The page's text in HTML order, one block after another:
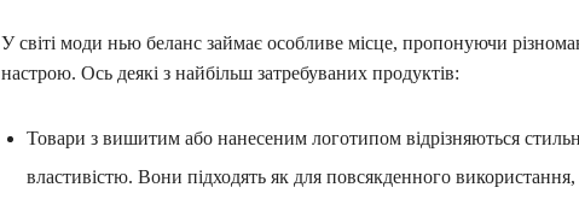
У світі моди нью беланс займає особливе місце, пропонуючи
настрою. Ось деякі з найбільш затребуваних продуктів:
Товари з вишитим або нанесеним логотипом відрізняються
властивістю. Вони підходять як для повсякденного використання,